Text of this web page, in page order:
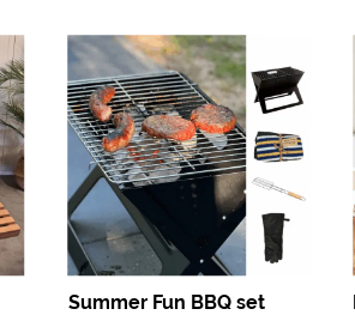
Summer Fun BBQ set